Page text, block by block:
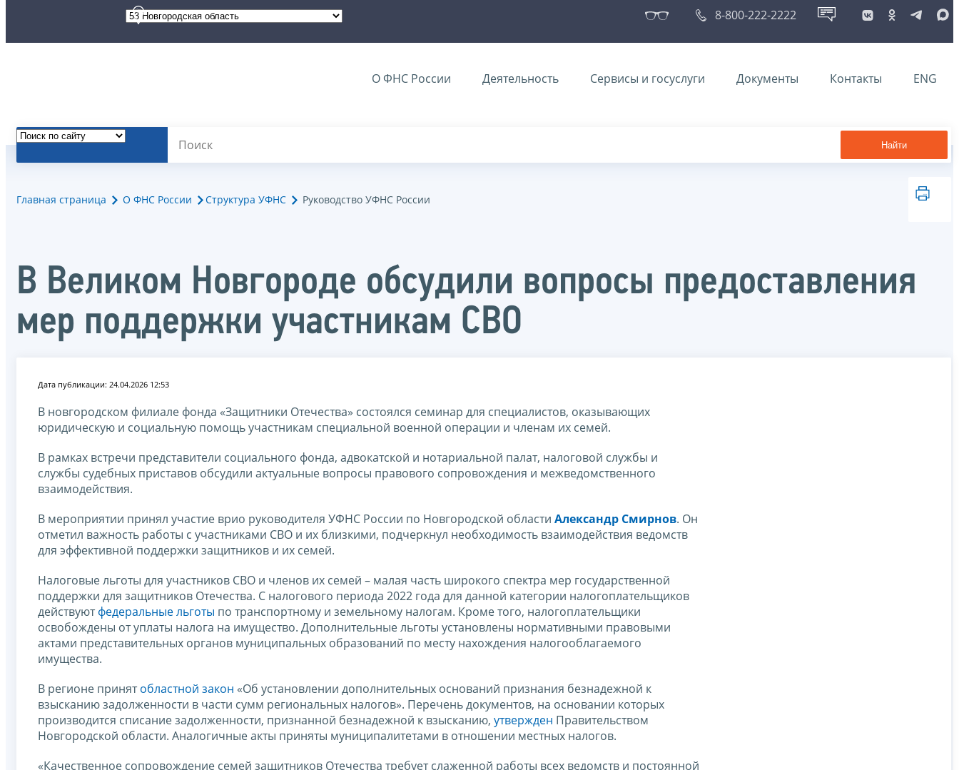
8-800-222-2222
О ФНС России Деятельность Сервисы и госуслуги Документы Контакты ENG
Найти
Главная страница О ФНС России Структура УФНС Руководство УФНС России
В Великом Новгороде обсудили вопросы предоставления
мер поддержки участникам СВО
Дата публикации: 24.04.2026 12:53
В новгородском филиале фонда «Защитники Отечества» состоялся семинар для специалистов, оказывающих
юридическую и социальную помощь участникам специальной военной операции и членам их семей.
В рамках встречи представители социального фонда, адвокатской и нотариальной палат, налоговой службы и
службы судебных приставов обсудили актуальные вопросы правового сопровождения и межведомственного
взаимодействия.
В мероприятии принял участие врио руководителя УФНС России по Новгородской области Александр Смирнов. Он
отметил важность работы с участниками СВО и их близкими, подчеркнул необходимость взаимодействия ведомств
для эффективной поддержки защитников и их семей.
Налоговые льготы для участников СВО и членов их семей – малая часть широкого спектра мер государственной
поддержки для защитников Отечества. С налогового периода 2022 года для данной категории налогоплательщиков
действуютфедеральные льготы по транспортному и земельному налогам. Кроме того, налогоплательщики
освобождены от уплаты налога на имущество. Дополнительные льготы установлены нормативными правовыми
актами представительных органов муниципальных образований по месту нахождения налогооблагаемого
имущества.
В регионе принятобластной закон «Об установлении дополнительных оснований признания безнадежной к
взысканию задолженности в части сумм региональных налогов». Перечень документов, на основании которых
производится списание задолженности, признанной безнадежной к взысканию, утвержден Правительством
Новгородской области. Аналогичные акты приняты муниципалитетами в отношении местных налогов.
«Качественное сопровождение семей защитников Отечества требует слаженной работы всех ведомств и постоянной